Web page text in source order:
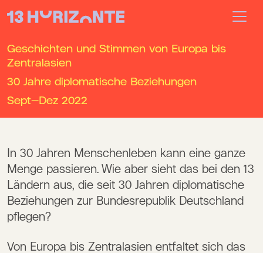
Geschichten und Stimmen von Europa bis
Zentralasien
30 Jahre diplomatische Beziehungen
Sept—Dez 2022
In 30 Jahren Menschenleben kann eine ganze
Menge passieren. Wie aber sieht das bei den 13
Ländern aus, die seit 30 Jahren diplomatische
Beziehungen zur Bundesrepublik Deutschland
pflegen?
Von Europa bis Zentralasien entfaltet sich das